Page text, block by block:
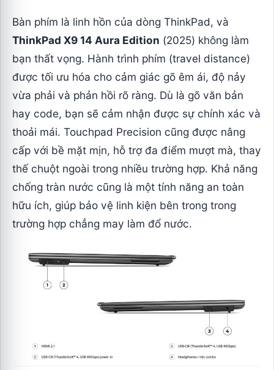
Bàn phím là linh hồn của dòng ThinkPad, và
ThinkPad X9 14 Aura Edition (2025) không làm
bạn thất vọng. Hành trình phím (travel distance)
được tối ưu hóa cho cảm giác gõ êm ái, độ nảy
vừa phải và phản hồi rõ ràng. Dù là gõ văn bản
hay code, bạn sẽ cảm nhận được sự chính xác và
thoải mái. Touchpad Precision cũng được nâng
cấp với bề mặt mịn, hỗ trợ đa điểm mượt mà, thay
thế chuột ngoài trong nhiều trường hợp. Khả năng
chống tràn nước cũng là một tính năng an toàn
hữu ích, giúp bảo vệ linh kiện bên trong trong
trường hợp chẳng may làm đổ nước.